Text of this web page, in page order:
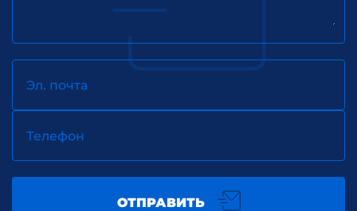
Эл. почта
Телефон
ОТПРАВИТЬ